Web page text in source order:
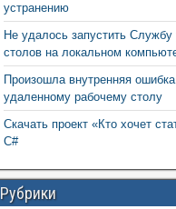
устранению
Не удалось запустить
столов на локальном
Произошла внутренняя
удаленному рабочему столу
Скачать проект «Кто хочет
C#
Рубрики